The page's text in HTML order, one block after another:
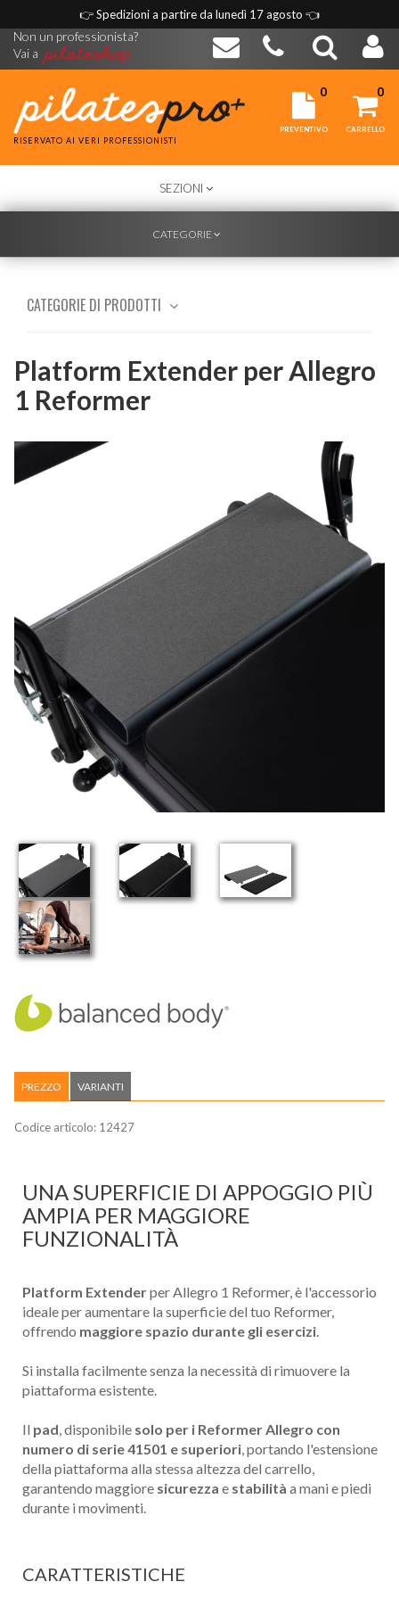
👉Spedizioni a partire da lunedì 17 agosto 👈
Non un professionista?
Vai a
RISERVATO AI VERI PROFESSIONISTI
0
PREVENTIVO
0
CARRELLO
TOGGLE
NAVIGATION
SEZIONI
TOGGLE
CATEGORIE
CATEGORIE DI PRODOTTI
Platform Extender per Allegro
1 Reformer
PREZZO VARIANTI
Codice articolo: 12427
UNA SUPERFICIE DI APPOGGIO PIÙ
AMPIA PER MAGGIORE
FUNZIONALITÀ
Platform Extenderper Allegro 1 Reformer, è l'accessorio
ideale per aumentare la superficie del tuo Reformer,
offrendo maggiore spazio durante gli esercizi.
Si installa facilmente senza la necessità di rimuovere la
piattaforma esistente.
Il pad, disponibile solo per i Reformer Allegro con
numero di serie 41501 e superiori, portando l'estensione
della piattaforma alla stessa altezza del carrello,
garantendo maggiore sicurezza e stabilità a mani e piedi
durante i movimenti.
CARATTERISTICHE